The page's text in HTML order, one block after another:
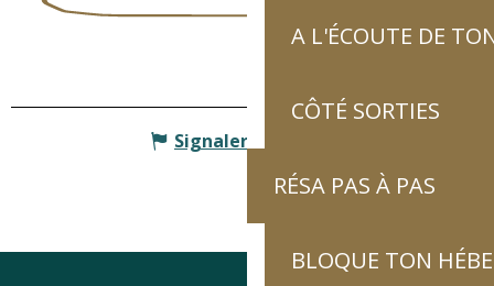
A L'ÉCOUTE DE
CÔTÉ SORTIES
RÉSA PAS À PAS
BLOQUE TON
Signaler une erreur